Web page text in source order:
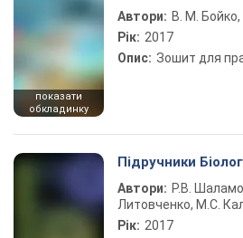
показати
обкладинку
Автори: В. М. Бойко,
Рік: 2017
Опис: Зошит для
Підручники
Автори: Р.В.
Литовченко, М.С.
Рік: 2017